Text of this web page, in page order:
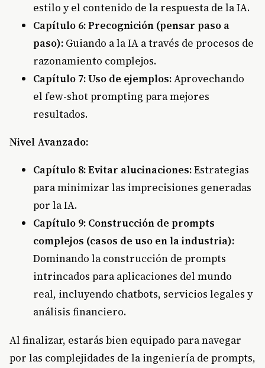
estilo y el contenido de la respuesta de la IA.
Capítulo 6: Precognición (pensar paso a
paso): Guiando a la IA a través de procesos de
razonamiento complejos.
Capítulo 7: Uso de ejemplos:Aprovechando
el few-shot prompting para mejores
resultados.
Nivel Avanzado:
Capítulo 8: Evitar alucinaciones:Estrategias
para minimizar las imprecisiones generadas
por la IA.
Capítulo 9: Construcción de prompts
complejos (casos de uso en la industria):
Dominando la construcción de prompts
intrincados para aplicaciones del mundo
real, incluyendo chatbots, servicios legales y
análisis financiero.
Al finalizar, estarás bien equipado para navegar
por las complejidades de la ingeniería de prompts,